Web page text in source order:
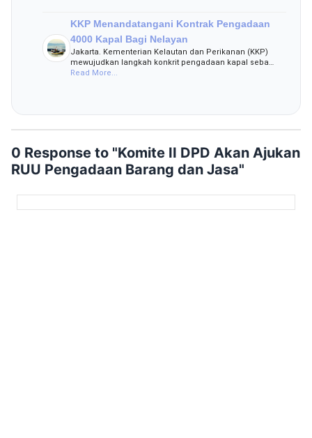
KKP Menandatangani Kontrak Pengadaan
4000 Kapal Bagi Nelayan
Jakarta. Kementerian Kelautan dan Perikanan (KKP)
mewujudkan langkah konkrit pengadaan kapal seba…
Read More...
0 Response to "Komite II DPD Akan Ajukan
RUU Pengadaan Barang dan Jasa"